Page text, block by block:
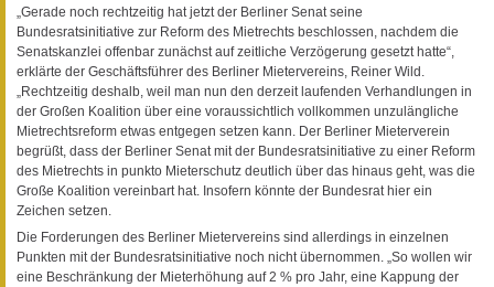
„Gerade noch rechtzeitig hat jetzt der Berliner Senat seine
Bundesratsinitiative zur Reform des Mietrechts beschlossen, nachdem die
Senatskanzlei offenbar zunächst auf zeitliche Verzögerung gesetzt hatte“,
erklärte der Geschäftsführer des Berliner Mietervereins, Reiner Wild.
„Rechtzeitig deshalb, weil man nun den derzeit laufenden Verhandlungen in
der Großen Koalition über eine voraussichtlich vollkommen unzulängliche
Mietrechtsreform etwas entgegen setzen kann. Der Berliner Mieterverein
begrüßt, dass der Berliner Senat mit der Bundesratsinitiative zu einer Reform
des Mietrechts in punkto Mieterschutz deutlich über das hinaus geht, was die
Große Koalition vereinbart hat. Insofern könnte der Bundesrat hier ein
Zeichen setzen.
Die Forderungen des Berliner Mietervereins sind allerdings in einzelnen
Punkten mit der Bundesratsinitiative noch nicht übernommen. „So wollen wir
eine Beschränkung der Mieterhöhung auf 2 % pro Jahr, eine Kappung der